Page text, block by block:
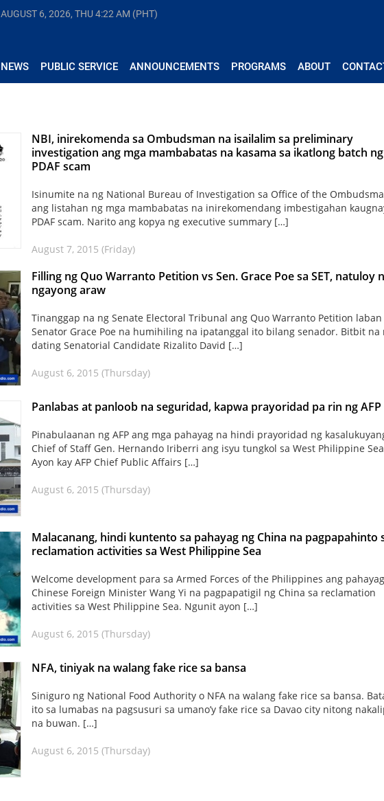
AUGUST 6, 2026, THU4:22 AM (PHT)
NEWS PUBLIC SERVICE ANNOUNCEMENTS PROGRAMS ABOUT
NBI, inirekomenda sa Ombudsman na isailalim sa preliminary
investigation ang mga mambabatas na kasama sa ikatlong batch ng
PDAF scam
Isinumite na ng National Bureau of Investigation sa Office of the
ang listahan ng mga mambabatas na inirekomendang imbestigahan
PDAF scam. Narito ang kopya ng executive summary […]
August 7, 2015 (Friday)
Filling ng Quo Warranto Petition vs Sen. Grace Poe sa SET, natuloy
ngayong araw
Tinanggap na ng Senate Electoral Tribunal ang Quo Warranto Petition laban
Senator Grace Poe na humihiling na ipatanggal ito bilang senador. Bitbit na
dating Senatorial Candidate Rizalito David […]
August 6, 2015 (Thursday)
Panlabas at panloob na seguridad, kapwa prayoridad pa rin ng AFP
Pinabulaanan ng AFP ang mga pahayag na hindi prayoridad ng
Chief of Staff Gen. Hernando Iriberri ang isyu tungkol sa West Philippine
Ayon kay AFP Chief Public Affairs […]
August 6, 2015 (Thursday)
Malacanang, hindi kuntento sa pahayag ng China na pagpapahinto
reclamation activities sa West Philippine Sea
Welcome development para sa Armed Forces of the Philippines ang
Chinese Foreign Minister Wang Yi na pagpapatigil ng China sa reclamation
activities sa West Philippine Sea. Ngunit ayon […]
August 6, 2015 (Thursday)
NFA, tiniyak na walang fake rice sa bansa
Siniguro ng National Food Authority o NFA na walang fake rice sa bansa.
ito sa lumabas na pagsusuri sa umano’y fake rice sa Davao city nitong
na buwan. […]
August 6, 2015 (Thursday)